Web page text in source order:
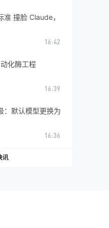
撞脸 Claude，
16:42
化酶工程
16:39
：默认模型更换为
16:36
讯